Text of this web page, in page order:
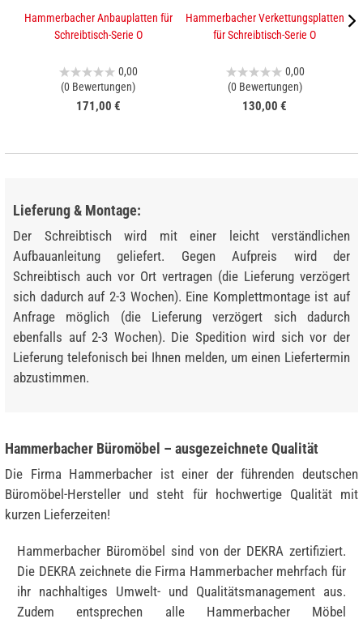
Hammerbacher Anbauplatten für
Schreibtisch-Serie O
0,00
(0 Bewertungen)
171,00 €
Hammerbacher Verkettungsplatten
für Schreibtisch-Serie O
0,00
(0 Bewertungen)
130,00 €
Lieferung & Montage:
Der Schreibtisch wird mit einer leicht verständlichen
Aufbauanleitung geliefert. Gegen Aufpreis wird der
Schreibtisch auch vor Ort vertragen (die Lieferung verzögert
sich dadurch auf 2-3 Wochen). Eine Komplettmontage ist auf
Anfrage möglich (die Lieferung verzögert sich dadurch
ebenfalls auf 2-3 Wochen). Die Spedition wird sich vor der
Lieferung telefonisch bei Ihnen melden, um einen Liefertermin
abzustimmen.
Hammerbacher Büromöbel – ausgezeichnete Qualität
Die Firma Hammerbacher ist einer der führenden deutschen
Büromöbel-Hersteller und steht für hochwertige Qualität mit
kurzen Lieferzeiten!
Hammerbacher Büromöbel sind von der DEKRA zertifiziert.
Die DEKRA zeichnete die Firma Hammerbacher mehrfach für
ihr nachhaltiges Umwelt- und Qualitätsmanagement aus.
Zudem entsprechen alle Hammerbacher Möbel